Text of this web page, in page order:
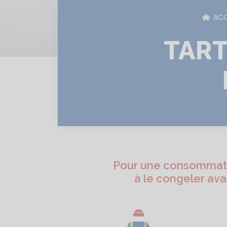
Pour une
à le congeler